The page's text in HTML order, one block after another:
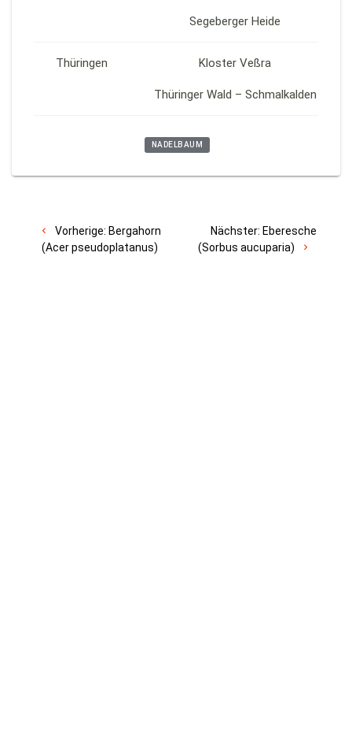
Segeberger Heide
Thüringen Kloster Veßra
Thüringer Wald – Schmalkalden
NADELBAUM
Vorherige: Bergahorn
(Acer pseudoplatanus)
Nächster: Eberesche
(Sorbus aucuparia)